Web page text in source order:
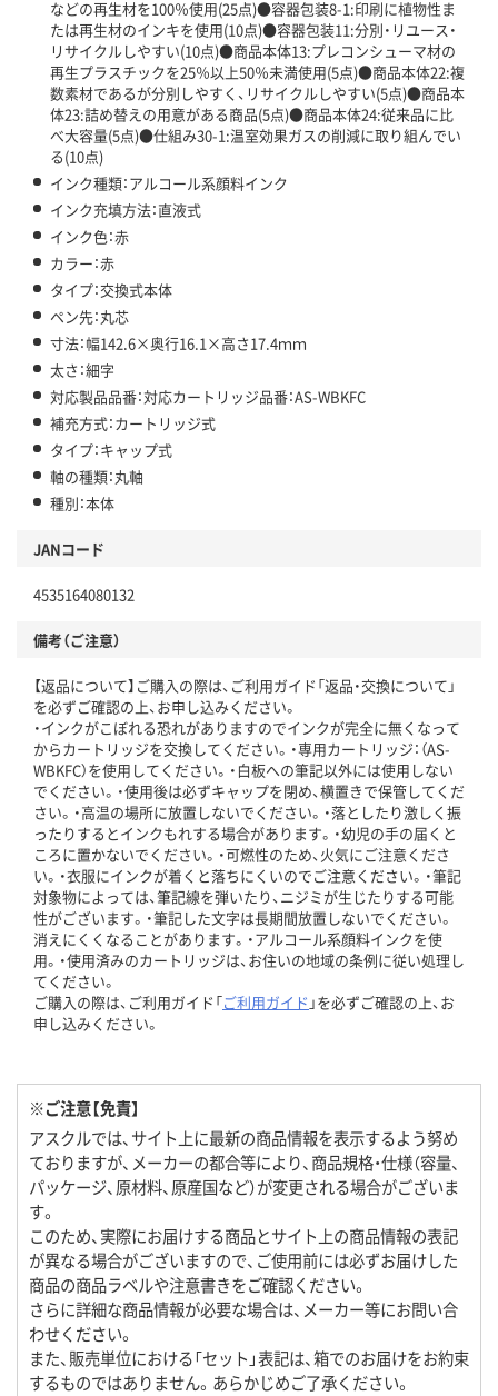
などの再生材を100％使用(25点)●容器包装8-1:印刷に植物性ま
たは再生材のインキを使用(10点)●容器包装11:分別・リユース・
リサイクルしやすい(10点)●商品本体13:プレコンシューマ材の
再生プラスチックを25％以上50％未満使用(5点)●商品本体22:複
数素材であるが分別しやすく、リサイクルしやすい(5点)●商品本
体23:詰め替えの用意がある商品(5点)●商品本体24:従来品に比
べ大容量(5点)●仕組み30-1:温室効果ガスの削減に取り組んでい
る(10点)
インク種類：アルコール系顔料インク
インク充填方法：直液式
インク色：赤
カラー：赤
タイプ：交換式本体
ペン先：丸芯
寸法：幅142.6×奥行16.1×高さ17.4ｍｍ
太さ：細字
対応製品品番：対応カートリッジ品番：AS-WBKFC
補充方式：カートリッジ式
タイプ：キャップ式
軸の種類：丸軸
種別：本体
JANコード
4535164080132
備考（ご注意）
【返品について】ご購入の際は、ご利用ガイド「返品・交換について」
を必ずご確認の上、お申し込みください。
・インクがこぼれる恐れがありますのでインクが完全に無くなって
からカートリッジを交換してください。・専用カートリッジ：（AS-
WBKFC）を使用してください。・白板への筆記以外には使用しない
でください。・使用後は必ずキャップを閉め、横置きで保管してくだ
さい。・高温の場所に放置しないでください。・落としたり激しく振
ったりするとインクもれする場合があります。・幼児の手の届くと
ころに置かないでください。・可燃性のため、火気にご注意くださ
い。・衣服にインクが着くと落ちにくいのでご注意ください。・筆記
対象物によっては、筆記線を弾いたり、ニジミが生じたりする可能
性がございます。・筆記した文字は長期間放置しないでください。
消えにくくなることがあります。・アルコール系顔料インクを使
用。・使用済みのカートリッジは、お住いの地域の条例に従い処理し
てください。
ご購入の際は、ご利用ガイド「ご利用ガイド 」を必ずご確認の上、お
申し込みください。
※ご注意【免責】
アスクルでは、サイト上に最新の商品情報を表示するよう努め
ておりますが、メーカーの都合等により、商品規格・仕様（容量、
パッケージ、原材料、原産国など）が変更される場合がございま
す。
このため、実際にお届けする商品とサイト上の商品情報の表記
が異なる場合がございますので、ご使用前には必ずお届けした
商品の商品ラベルや注意書きをご確認ください。
さらに詳細な商品情報が必要な場合は、メーカー等にお問い合
わせください。
また、販売単位における「セット」表記は、箱でのお届けをお約束
するものではありません。あらかじめご了承ください。